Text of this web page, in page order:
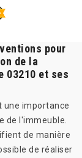
pour
de la
03210 et ses
une importance
de l'immeuble.
de manière
de réaliser